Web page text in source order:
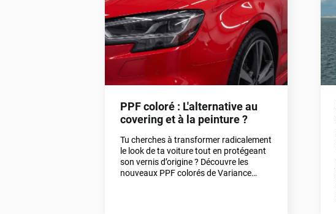
PPF coloré : L'alternative au
covering et à la peinture ?
Tu cherches à transformer radicalement
le look de ta voiture tout en protégeant
son vernis d’origine ? Découvre les
nouveaux PPF colorés de Variance